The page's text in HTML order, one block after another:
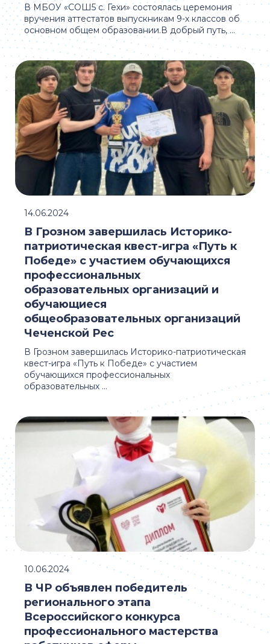
В МБОУ «СОШ5 с. Гехи» состоялась церемония
вручения аттестатов выпускникам 9-х классов об
основном общем образовании.В добрый путь, ...
В Грозном завершилась Историко-патриотическая
квест-игра «Путь к Победе» с участием
обучающихся профессиональных
образовательных ...
В Грозном завершилась Историко-
патриотическая квест-игра «Путь к
Победе» с участием обучающихся
профессиональных
образовательных организаций и
обучающиеся
общеобразовательных организаций
Чеченской Рес
14.06.2024
В ЧР объявлен победитель
регионального этапа
Всероссийского конкурса
профессионального мастерства
10.06.2024